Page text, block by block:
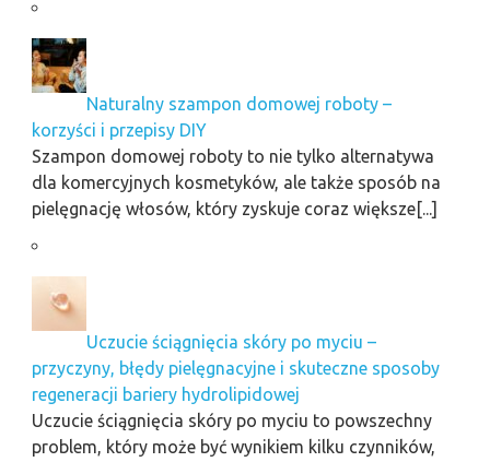
Naturalny szampon domowej roboty –
korzyści i przepisy DIY
Szampon domowej roboty to nie tylko alternatywa
dla komercyjnych kosmetyków, ale także sposób na
pielęgnację włosów, który zyskuje coraz większe[...]
Uczucie ściągnięcia skóry po myciu –
przyczyny, błędy pielęgnacyjne i skuteczne sposoby
regeneracji bariery hydrolipidowej
Uczucie ściągnięcia skóry po myciu to powszechny
problem, który może być wynikiem kilku czynników,